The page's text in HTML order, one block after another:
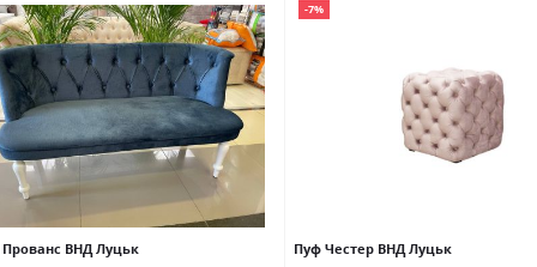
ВНД Луцьк
-7%
Пуф Честер ВНД Луцьк